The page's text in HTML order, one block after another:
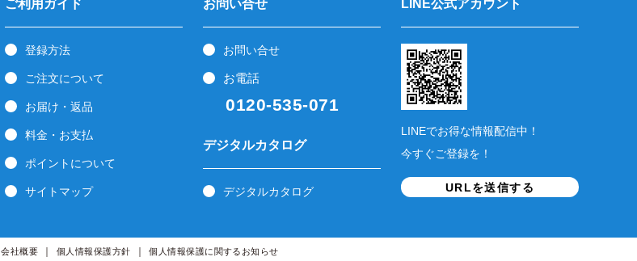
ご利用ガイド
登録方法
ご注文について
お届け・返品
料金・お支払
ポイントについて
サイトマップ
お問い合せ
お問い合せ
お電話
0120-535-071
デジタルカタログ
デジタルカタログ
LINE公式アカウント
LINEでお得な情報配信中！
今すぐご登録を！
URLを送信する
会社概要 個人情報保護方針 個人情報保護に関するお知らせ